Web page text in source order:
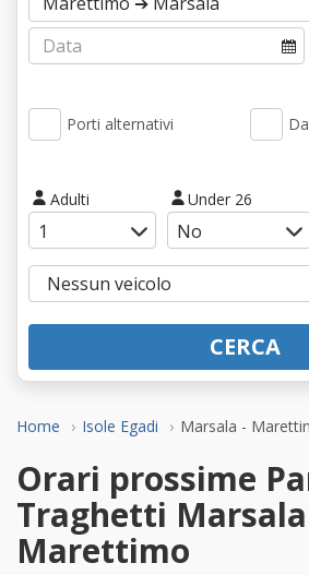
Home Isole Egadi Marsala -
Porti alternativi
Adulti Under 26
CERCA
Orari prossime
Traghetti
Marettimo